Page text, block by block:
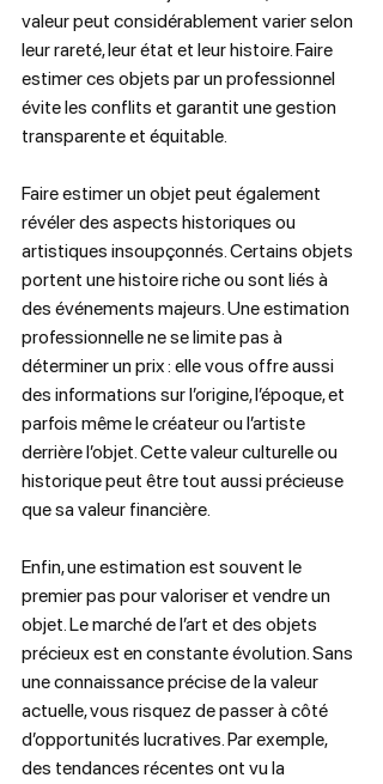
valeur peut considérablement varier selon
leur rareté, leur état et leur histoire. Faire
estimer ces objets par un professionnel
évite les conflits et garantit une gestion
transparente et équitable.
Faire estimer un objet peut également
révéler des aspects historiques ou
artistiques insoupçonnés. Certains objets
portent une histoire riche ou sont liés à
des événements majeurs. Une estimation
professionnelle ne se limite pas à
déterminer un prix : elle vous offre aussi
des informations sur l’origine, l’époque, et
parfois même le créateur ou l’artiste
derrière l’objet. Cette valeur culturelle ou
historique peut être tout aussi précieuse
que sa valeur financière.
Enfin, une estimation est souvent le
premier pas pour valoriser et vendre un
objet. Le marché de l’art et des objets
précieux est en constante évolution. Sans
une connaissance précise de la valeur
actuelle, vous risquez de passer à côté
d’opportunités lucratives. Par exemple,
des tendances récentes ont vu la